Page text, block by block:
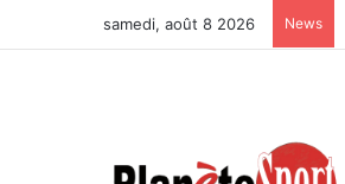
samedi, août 8 2026 News